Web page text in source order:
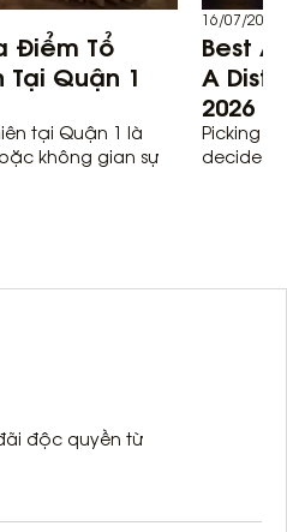
Điểm Tổ
Quận 1
tại Quận 1 là
không gian sự
16/07/2026
Best
A
2026
Picking
decides
độc quyền từ